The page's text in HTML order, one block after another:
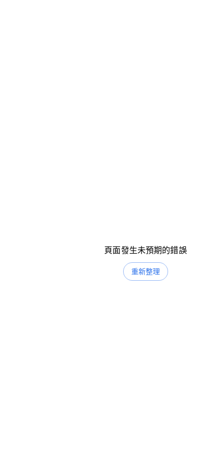
頁面發生未預期的錯誤
重新整理